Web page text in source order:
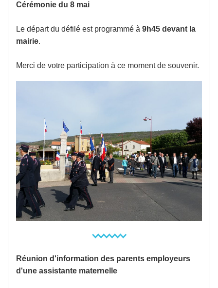
Cérémonie du 8 mai
Le départ du défilé est programmé à 9h45 devant la
mairie.
Merci de votre participation à ce moment de souvenir.
Réunion d'information des parents employeurs
d'une assistante maternelle